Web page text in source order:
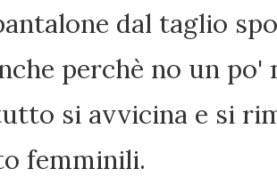
dal taglio
perchè no un
si avvicina e si
femminili.